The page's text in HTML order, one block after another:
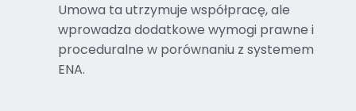
Umowa ta utrzymuje współpracę, ale
wprowadza dodatkowe wymogi prawne i
proceduralne w porównaniu z systemem
ENA.